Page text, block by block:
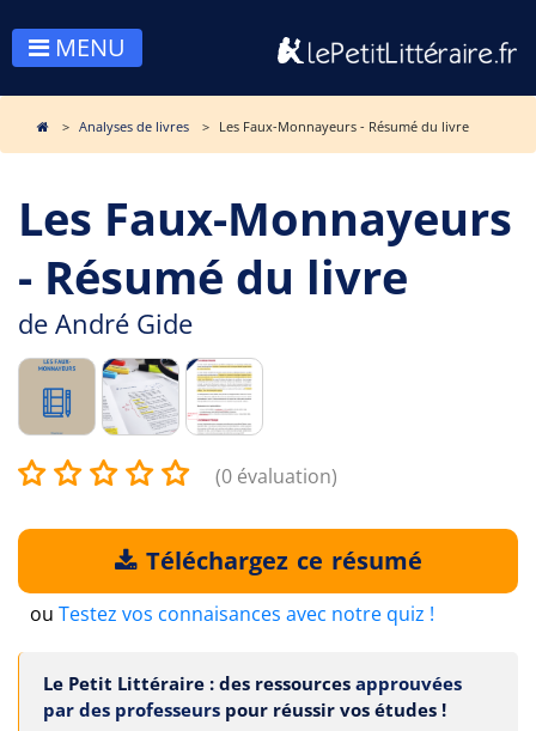
MENU
Analyses de livres Les Faux-Monnayeurs - Résumé du livre
Les Faux-Monnayeurs
- Résumé du livre
de André Gide
(0 évaluation)
Téléchargez ce résumé
ou Testez vos connaisances avec notre quiz !
Le Petit Littéraire : des ressources approuvées
par des professeurs pour réussir vos études !